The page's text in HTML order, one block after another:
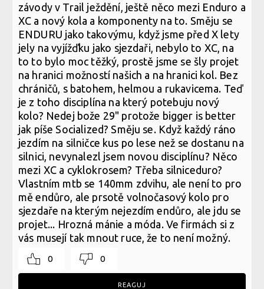
závody v Trail ježdění, ještě něco mezi Enduro a
XC a nový kola a komponenty na to. Směju se
ENDURU jako takovýmu, když jsme před X lety
jely na vyjížďku jako sjezdaři, nebylo to XC, na
to to bylo moc těžký, prostě jsme se šly projet
na hranici možností našich a na hranici kol. Bez
chráničů, s batohem, helmou a rukavicema. Teď
je z toho disciplína na který potebuju nový
kolo? Nedej bože 29" protože bigger is better
jak píše Socialized? Směju se. Když každý ráno
jezdím na silničce kus po lese než se dostanu na
silnici, nevynalezl jsem novou disciplínu? Něco
mezi XC a cyklokrosem? Třeba silniceduro?
Vlastním mtb se 140mm zdvihu, ale není to pro
mě endůro, ale prsotě volnočasový kolo pro
sjezdaře na kterým nejezdím endůro, ale jdu se
projet... Hrozná mánie a móda. Ve firmách si z
vás musejí tak mnout ruce, že to není možný.
0 0
REAGUJ